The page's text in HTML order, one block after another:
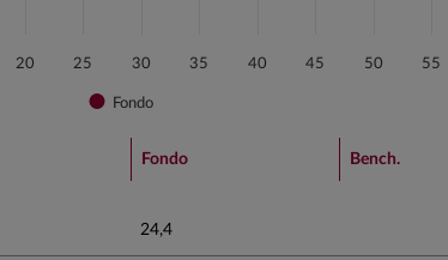
Fondo
20 25 30 35 40 45 50 55
Fondo Bench.
24,4